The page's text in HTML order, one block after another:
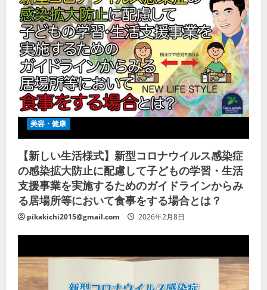
美容・健康
【新しい生活様式】新型コロナウイルス感染症
の感染拡大防止に配慮して子どもの学習・生活
支援事業を実施するためのガイドラインからみ
る居場所等において食事をする場合とは？
pikakichi2015@gmail.com 2026年2月8日